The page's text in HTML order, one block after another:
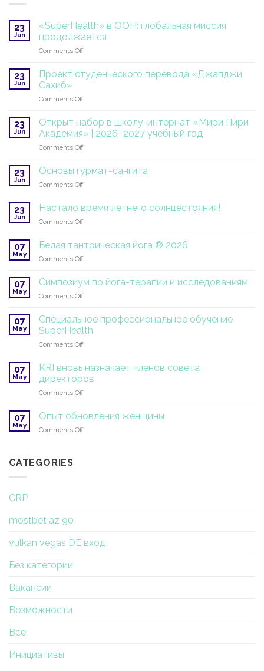
23
Jun
«SuperHealth» в ООН: глобальная миссия
продолжается
Comments Offon
ООН:
миссия
23
Jun
Проект студенческого перевода «Джапджи
Сахиб»
Comments Offon
студенческого
перевода
«Джапджи
Сахиб»
23
Jun
Открыт набор в школу-интернат «Мири Пири
Академия» | 2026–2027 учебный год
Comments Offon
в
«Мири
2026–
2027
23
Jun
Основы гурмат-сангита
Comments Offon
сангита
23
Jun
Настало время летнего солнцестояния!
Comments Offon
летнего
07
May
Белая тантрическая йога ® 2026
Comments Offon
тантрическая
йога
07
May
Симпозиум по йога-терапии и исследованиям
Comments Offon
йога-
терапии
и
07
May
Специальное профессиональное обучение
SuperHealth
Comments Offon
обучение
SuperHealth
07
May
KRI вновь назначает членов совета
директоров
Comments Offon
назначает
07
May
Опыт обновления женщины
Comments Offon
CATEGORIES
CRP
mostbet az 90
vulkan vegas DE вход
Без категории
Вакансии
Возможности
Все
Инициативы